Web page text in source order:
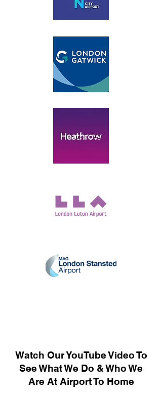
Watch Our YouTube Video To
See What We Do & Who We
Are At Airport To Home